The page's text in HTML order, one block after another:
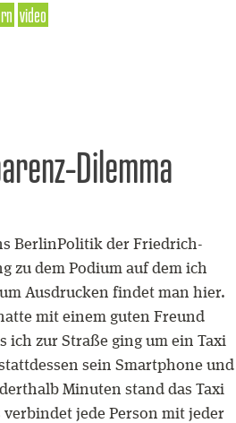
video
Dilemma
BerlinPolitik der Friedrich-
zu dem Podium auf dem ich
Ausdrucken findet man hier.
mit einem guten Freund
ich zur Straße ging um ein Taxi
sein Smartphone und
Minuten stand das Taxi
jede Person mit jeder